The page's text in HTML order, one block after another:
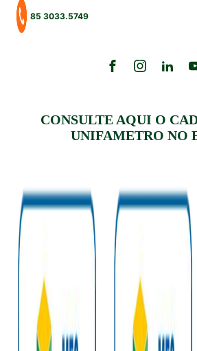
85 3033.5749
CONSULTE AQUI O
UNIFAMETRO NO